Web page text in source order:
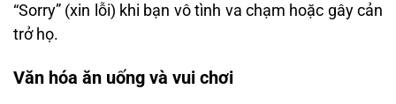
“Sorry” (xin lỗi) khi bạn vô tình va chạm hoặc gây cản
trở họ.
Văn hóa ăn uống và vui chơi